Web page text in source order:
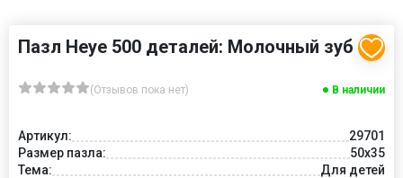
Пазл Heye 500 деталей: Молочный зуб
(Отзывов пока нет) В наличии
Артикул:
29701
Размер пазла:
50x35
Тема:
Для детей